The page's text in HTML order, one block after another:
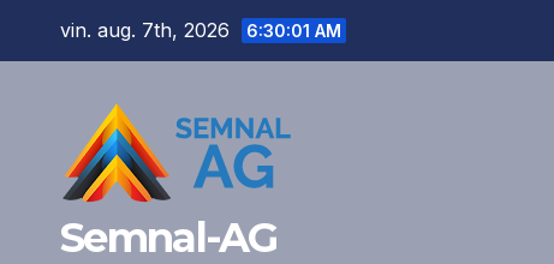
vin. aug. 7th, 2026 6:30:02 AM
Semnal-AG